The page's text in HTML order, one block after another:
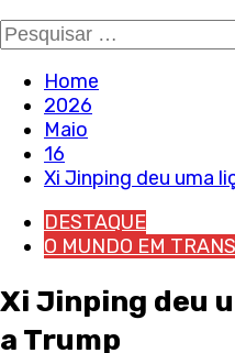
Pesquisar
por:
Home
2026
Maio
16
Xi Jinping deu uma
DESTAQUE
O MUNDO EM
Xi Jinping deu
a Trump